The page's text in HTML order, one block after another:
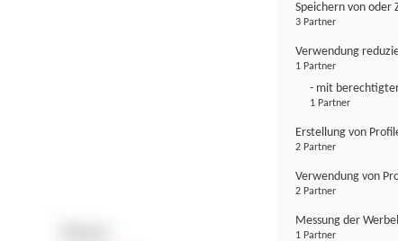
Speichern von
3 Partner
Verwendung
1 Partner
- mit
1 Partner
Erstellung von
2 Partner
Verwendung von
2 Partner
Messung der
1 Partner